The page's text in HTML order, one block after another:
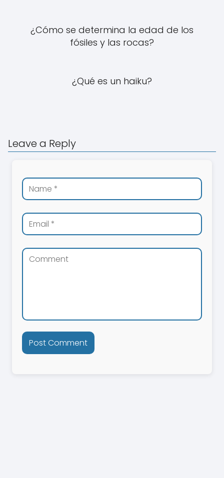
¿Cómo se determina la edad de los
fósiles y las rocas?
¿Qué es un haiku?
Leave a Reply